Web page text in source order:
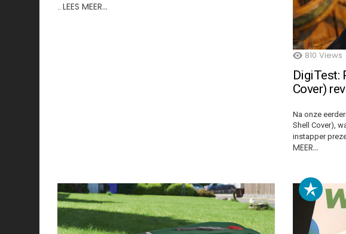
.. LEES MEER…
810 Views
DigiTest:
Cover)
Na onze
Shell Cover),
instapper
MEER…